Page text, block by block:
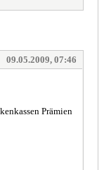
09.05.2009, 07:46
Prämien